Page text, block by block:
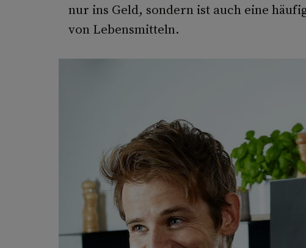
nur ins Geld, sondern ist auch eine
von Lebensmitteln.